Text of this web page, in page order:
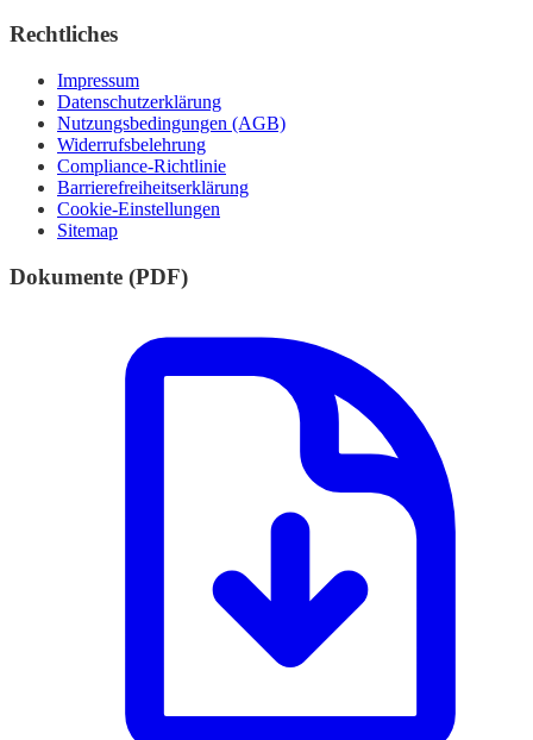
Rechtliches
Impressum
Datenschutzerklärung
Nutzungsbedingungen (AGB)
Widerrufsbelehrung
Compliance-Richtlinie
Barrierefreiheitserklärung
Cookie-Einstellungen
Sitemap
Dokumente (PDF)